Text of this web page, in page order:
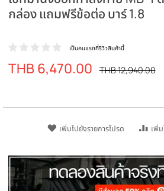
เซ็ทม้านั่งออกกำลังกาย
พิเศษ